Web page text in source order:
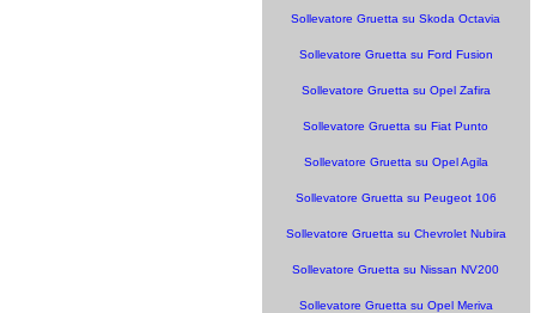
Sollevatore Gruetta su Skoda Octavia
Sollevatore Gruetta su Ford Fusion
Sollevatore Gruetta su Opel Zafira
Sollevatore Gruetta su Fiat Punto
Sollevatore Gruetta su Opel Agila
Sollevatore Gruetta su Peugeot 106
Sollevatore Gruetta su Chevrolet Nubira
Sollevatore Gruetta su Nissan NV200
Sollevatore Gruetta su Opel Meriva